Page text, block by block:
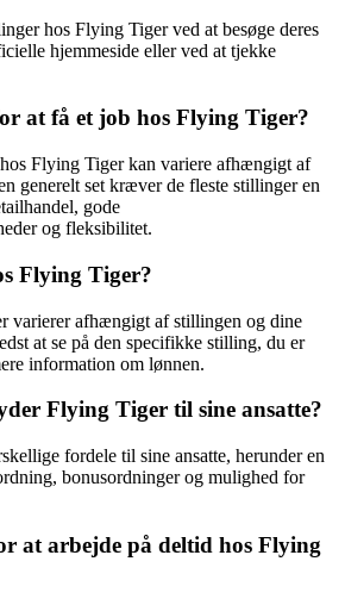
hos Flying Tiger ved at besøge deres
hjemmeside eller ved at tjekke
at få et job hos Flying Tiger?
Flying Tiger kan variere afhængigt af
generelt set kræver de fleste stillinger en
gode
og fleksibilitet.
Flying Tiger?
varierer afhængigt af stillingen og dine
at se på den specifikke stilling, du er
information om lønnen.
Flying Tiger til sine ansatte?
fordele til sine ansatte, herunder en
bonusordninger og mulighed for
at arbejde på deltid hos Flying